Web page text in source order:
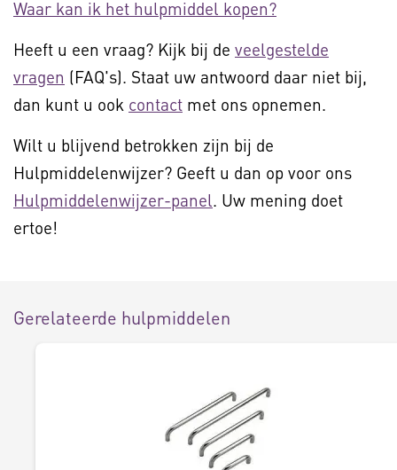
Waar kan ik het hulpmiddel kopen?
Heeft u een vraag? Kijk bij de veelgestelde
vragen (FAQ's). Staat uw antwoord daar niet bij,
dan kunt u ook contact met ons opnemen.
Wilt u blijvend betrokken zijn bij de
Hulpmiddelenwijzer? Geeft u dan op voor ons
Hulpmiddelenwijzer-panel. Uw mening doet
ertoe!
Gerelateerde hulpmiddelen